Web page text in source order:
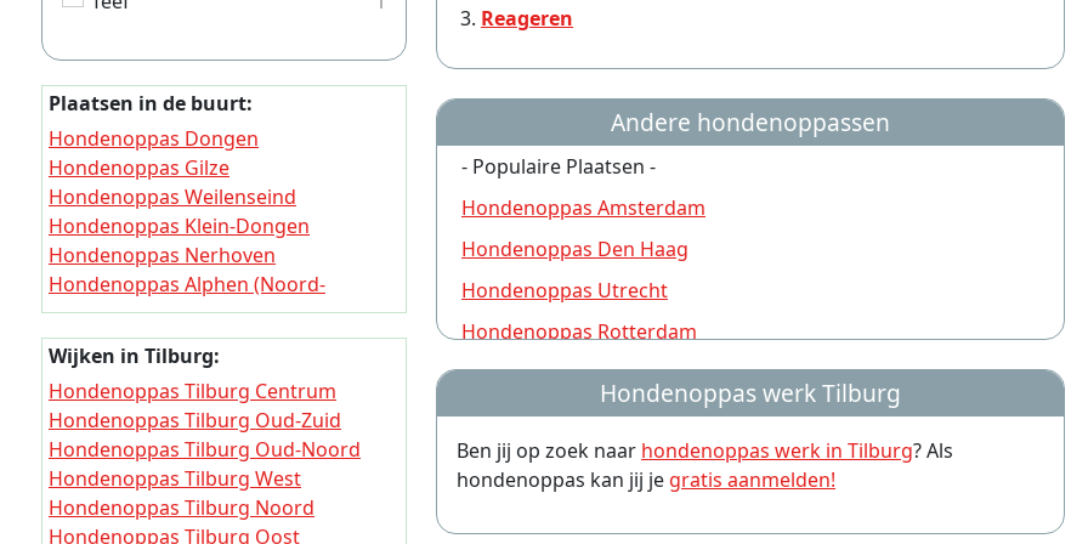
Reageren
Andere hondenoppassen
- Populaire Plaatsen -
Hondenoppas Amsterdam
Hondenoppas Den Haag
Hondenoppas Utrecht
Hondenoppas Rotterdam
Hondenoppas Nijmegen
Hondenoppas Groningen
Hondenoppas Almere
Hondenoppas Amersfoort
Hondenoppas Arnhem
Hondenoppas werk Tilburg
Ben jij op zoek naar hondenoppas werk in Tilburg? Als
hondenoppas kan jij je gratis aanmelden!
Plaatsen in de buurt:
Hondenoppas Dongen
Hondenoppas Gilze
Hondenoppas Weilenseind
Hondenoppas Klein-Dongen
Hondenoppas Nerhoven
Hondenoppas Alphen (Noord-
Brabant)
Hondenoppas Hulten
Hondenoppas t Zand (Alphen-Chaam)
Hondenoppas Vaart
Hondenoppas Boslust
Wijken in Tilburg:
Hondenoppas Tilburg Centrum
Hondenoppas Tilburg Oud-Zuid
Hondenoppas Tilburg Oud-Noord
Hondenoppas Tilburg West
Hondenoppas Tilburg Noord
Hondenoppas Tilburg Oost